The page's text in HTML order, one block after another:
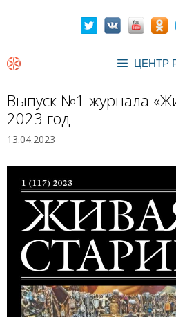
ЦЕНТР
Выпуск №1 журнала
2023 год
13.04.2023